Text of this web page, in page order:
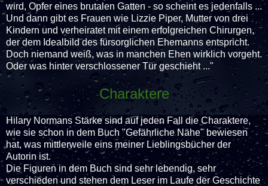
wird, Opfer eines brutalen Gatten - so scheint es jedenfalls ...
Und dann gibt es Frauen wie Lizzie Piper, Mutter von drei
Kindern und verheiratet mit einem erfolgreichen Chirurgen,
der dem Idealbild des fürsorglichen Ehemanns entspricht.
Doch niemand weiß, was in manchen Ehen wirklich vorgeht.
Oder was hinter verschlossener Tür geschieht ..."
Charaktere
Hilary Normans Stärke sind auf jeden Fall die Charaktere,
wie sie schon in dem Buch "Gefährliche Nähe" bewiesen
hat, was mittlerweile eins meiner Lieblingsbücher der
Autorin ist.
Die Figuren in dem Buch sind sehr lebendig, sehr
verschieden und stehen dem Leser im Laufe der Geschichte